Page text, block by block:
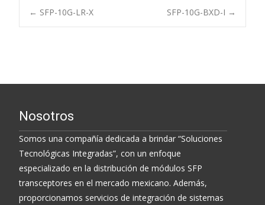
Post
← SFP-10G-LR-X SFP-10G-BXD-I →
Nosotros
Somos una compañía dedicada a brindar “Soluciones
Tecnológicas Integradas”, con un enfoque
especializado en la distribución de módulos SFP
transceptores en el mercado mexicano. Además,
proporcionamos servicios de integración de sistemas